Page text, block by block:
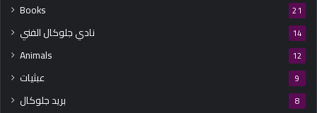
Books 21
نادي جلوكال الفني 14
Animals 12
عبثيات 9
بريد جلوكال 8